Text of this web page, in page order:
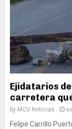
Ejidatarios
carretera
by MCV Noticias
Felipe Carrillo